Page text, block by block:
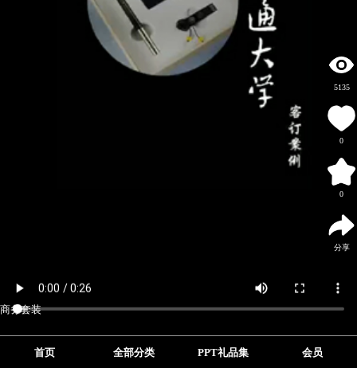
商务套装
5135
0
0
分享
首页 全部分类 PPT礼品集 会员